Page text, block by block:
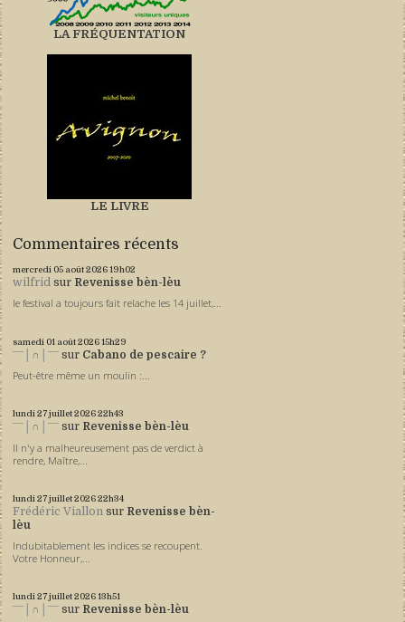
LA FRÉQUENTATION
LE LIVRE
Commentaires récents
mercredi 05 août 202619h02
wilfrid sur Revenisse bèn-lèu
le festival a toujours fait relache les 14 juillet,...
samedi 01 août 202615h29
ˉˉˉ│∩│ˉˉˉ sur Cabano de pescaire ?
Peut-être même un moulin :...
lundi 27juillet 202622h43
ˉˉˉ│∩│ˉˉˉ sur Revenisse bèn-lèu
Il n'y a malheureusement pas de verdict à
rendre, Maître,...
lundi 27juillet 202622h34
Frédéric Viallon sur Revenisse bèn-
lèu
Indubitablement les indices se recoupent.
Votre Honneur,...
lundi 27juillet 202613h51
ˉˉˉ│∩│ˉˉˉ sur Revenisse bèn-lèu